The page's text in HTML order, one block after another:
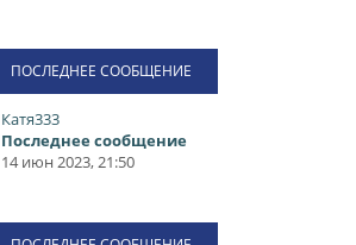
ПОСЛЕДНЕЕ СООБЩЕНИЕ
Катя333
Последнее сообщение
14 июн 2023, 21:50